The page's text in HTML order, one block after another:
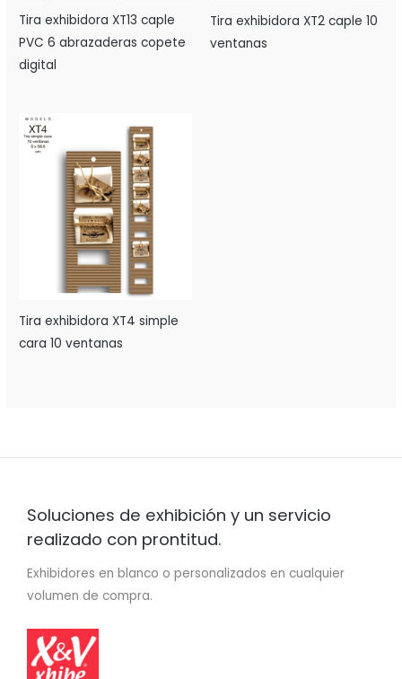
Tira exhibidora XT13 caple
PVC 6 abrazaderas copete
digital
Tira exhibidora XT2 caple 10
ventanas
Tira exhibidora XT4 simple
cara 10 ventanas
Soluciones de exhibición y un servicio
realizado con prontitud.
Exhibidores en blanco o personalizados en cualquier
volumen de compra.